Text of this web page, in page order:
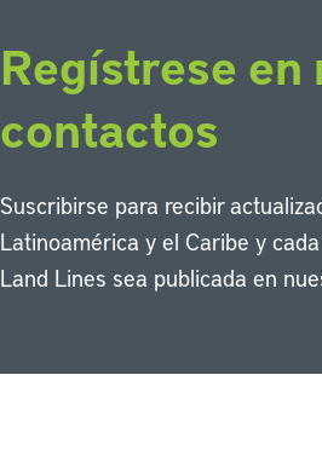
Regístrese
contactos
Suscribirse para recibir
Latinoamérica y el Caribe y
Land Lines sea publicada en